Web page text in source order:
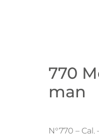
770
man
N°770 – Cal.